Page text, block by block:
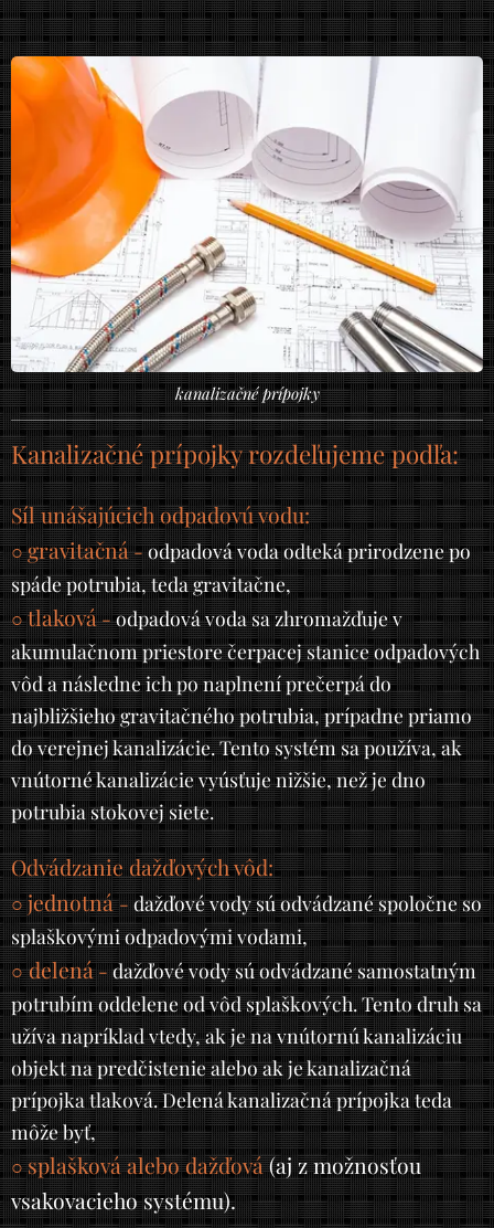
kanalizačné prípojky
Kanalizačné prípojky rozdeľujeme podľa:
Síl unášajúcich odpadovú vodu:
○gravitačná-odpadová voda odteká prirodzene po
spáde potrubia, teda gravitačne,
○tlaková-odpadová voda sa zhromažďuje v
akumulačnom priestore čerpacej stanice odpadových
vôd a následne ich po naplnení prečerpá do
najbližšieho gravitačného potrubia, prípadne priamo
do verejnej kanalizácie. Tento systém sa používa, ak
vnútorné kanalizácie vyúsťuje nižšie, než je dno
potrubia stokovej siete.
Odvádzanie dažďových vôd:
○jednotná- dažďové vody sú odvádzané spoločne so
splaškovými odpadovými vodami,
○delená-dažďové vody sú odvádzané samostatným
potrubím oddelene od vôd splaškových. Tento druh sa
užíva napríklad vtedy, ak je na vnútornú kanalizáciu
objekt na predčistenie alebo ak je kanalizačná
prípojka tlaková. Delená kanalizačná prípojka teda
môže byť,
○splašková alebo dažďová(aj z možnosťou
vsakovacieho systému).